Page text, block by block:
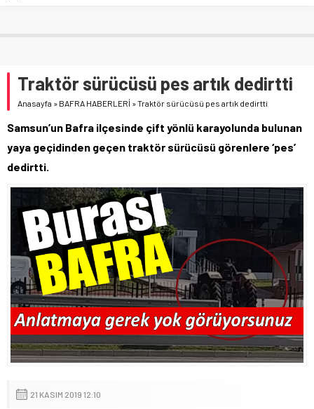
Traktör sürücüsü pes artık dedirtti
Anasayfa » BAFRA HABERLERİ »Traktör sürücüsü pes artık dedirtti
Samsun’un Bafra ilçesinde çift yönlü karayolunda bulunan
yaya geçidinden geçen traktör sürücüsü görenlere ‘pes’
dedirtti.
21 KASIM 2019 12:10